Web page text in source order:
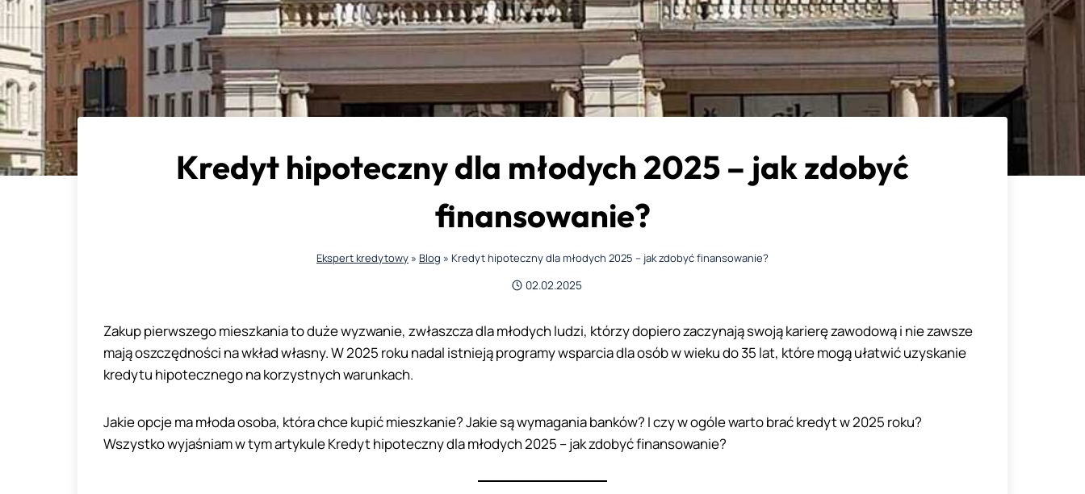
Kredyt hipoteczny dla młodych 2025 – jak zdobyć
finansowanie?
Ekspert kredytowy » Blog » Kredyt hipoteczny dla młodych 2025 – jak zdobyć finansowanie?
02.02.2025
Zakup pierwszego mieszkania to duże wyzwanie, zwłaszcza dla młodych ludzi, którzy dopiero zaczynają swoją karierę zawodową i nie zawsze
mają oszczędności na wkład własny. W 2025 roku nadal istnieją programy wsparcia dla osób w wieku do 35 lat, które mogą ułatwić uzyskanie
kredytu hipotecznego na korzystnych warunkach.
Jakie opcje ma młoda osoba, która chce kupić mieszkanie? Jakie są wymagania banków? I czy w ogóle warto brać kredyt w 2025 roku?
Wszystko wyjaśniam w tym artykule Kredyt hipoteczny dla młodych 2025 – jak zdobyć finansowanie?